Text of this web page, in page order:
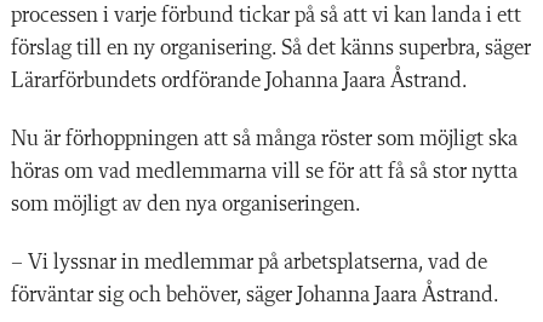
processen i varje förbund tickar på så att vi kan landa i ett
förslag till en ny organisering. Så det känns superbra, säger
Lärarförbundets ordförande Johanna Jaara Åstrand.
Nu är förhoppningen att så många röster som möjligt ska
höras om vad medlemmarna vill se för att få så stor nytta
som möjligt av den nya organiseringen.
– Vi lyssnar in medlemmar på arbetsplatserna, vad de
förväntar sig och behöver, säger Johanna Jaara Åstrand.